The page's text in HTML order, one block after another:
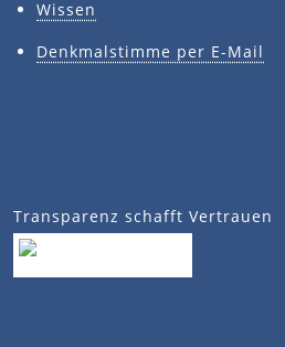
Wissen
Denkmalstimme per E-Mail
Transparenz schafft Vertrauen